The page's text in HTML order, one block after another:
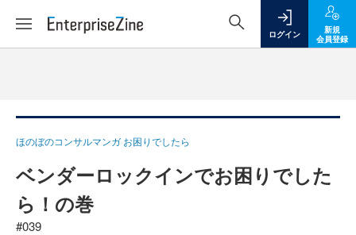
ログイン
新規
会員登録
ほのぼのコンサルマンガ お困りでしたら
ベンダーロックインでお困りでした
ら！の巻
#039